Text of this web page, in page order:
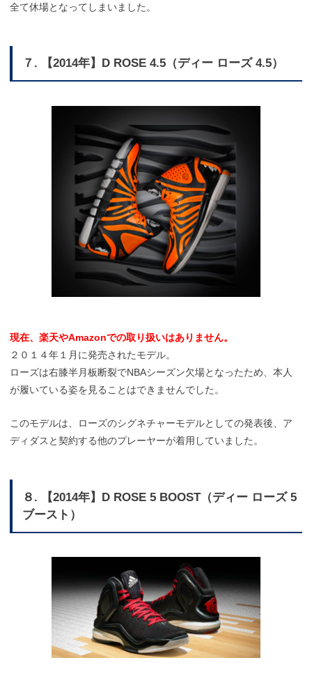
全て休場となってしまいました。
７. 【2014年】D ROSE 4.5（ディー ローズ 4.5）
現在、楽天やAmazonでの取り扱いはありません。
２０１４年１月に発売されたモデル。
ローズは右膝半月板断裂でNBAシーズン欠場となったため、本人
が履いている姿を見ることはできませんでした。
このモデルは、ローズのシグネチャーモデルとしての発表後、ア
ディダスと契約する他のプレーヤーが着用していました。
８. 【2014年】D ROSE 5 BOOST（ディー ローズ 5
ブースト）